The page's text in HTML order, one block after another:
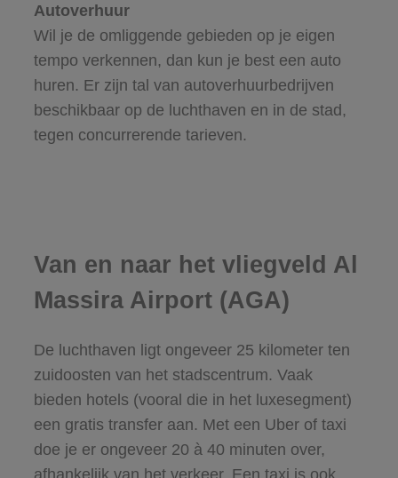
Autoverhuur
Wil je de omliggende gebieden op je eigen
tempo verkennen, dan kun je best een auto
huren. Er zijn tal van autoverhuurbedrijven
beschikbaar op de luchthaven en in de stad,
tegen concurrerende tarieven.
Van en naar het vliegveld Al
Massira Airport (AGA)
De luchthaven ligt ongeveer 25 kilometer ten
zuidoosten van het stadscentrum. Vaak
bieden hotels (vooral die in het luxesegment)
een gratis transfer aan. Met een Uber of taxi
doe je er ongeveer 20 à 40 minuten over,